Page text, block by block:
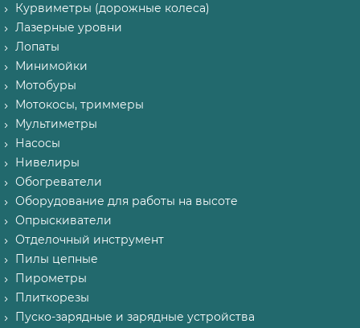
Курвиметры (дорожные колеса)
Лазерные уровни
Лопаты
Минимойки
Мотобуры
Мотокосы, триммеры
Мультиметры
Насосы
Нивелиры
Обогреватели
Оборудование для работы на высоте
Опрыскиватели
Отделочный инструмент
Пилы цепные
Пирометры
Плиткорезы
Пуско-зарядные и зарядные устройства